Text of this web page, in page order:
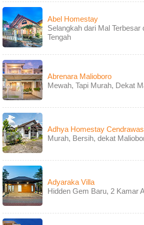
Abel Homestay
Selangkah dari Mal Terbesar
Tengah
Abrenara Malioboro
Mewah, Tapi Murah, Dekat
Adhya Homestay
Murah, Bersih, dekat
Adyaraka Villa
Hidden Gem Baru, 2 Kamar